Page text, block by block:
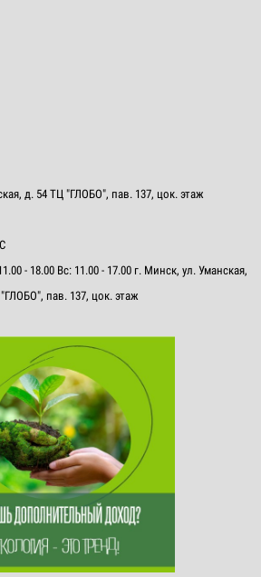
д. 54 ТЦ "ГЛОБО", пав. 137, цок. этаж
- 18.00 Вс: 11.00 - 17.00 г. Минск, ул. Уманская,
пав. 137, цок. этаж